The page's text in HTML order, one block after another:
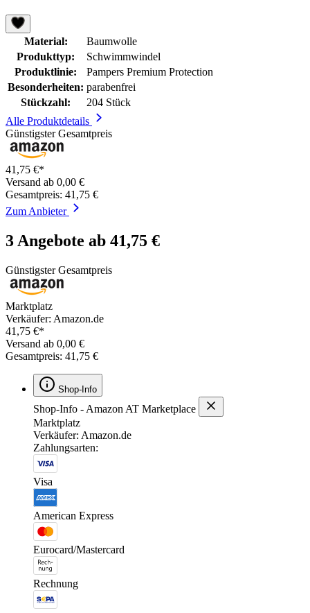
Material:
Baumwolle
Produkttyp:
Schwimmwindel
Produktlinie:
Pampers Premium Protection
Besonderheiten: parabenfrei
Stückzahl:
204 Stück
Alle Produktdetails
Günstigster Gesamtpreis
41,75 €*
Versand ab 0,00 €
Gesamtpreis: 41,75 €
Zum Anbieter
3 Angebote ab 41,75 €
Günstigster Gesamtpreis
Marktplatz
Verkäufer: Amazon.de
41,75 €*
Versand ab 0,00 €
Gesamtpreis: 41,75 €
Shop-Info
Shop-Info - Amazon AT Marketplace
Marktplatz
Verkäufer: Amazon.de
Zahlungsarten:
Visa
American Express
Eurocard/Mastercard
Rechnung